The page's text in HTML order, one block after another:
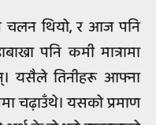
चलन थियो, र आज पनि
पनि कमी मात्रामा
यसैले तिनीहरू आफ्ना
चढ़ाउँथे। यसको प्रमाण